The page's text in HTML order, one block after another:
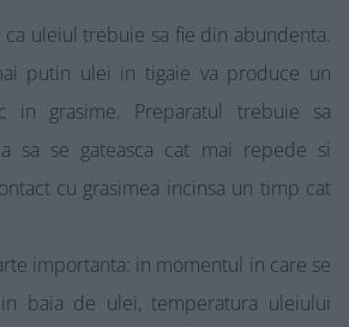
ca uleiul trebuie sa fie din abundenta.
putin ulei in tigaie va produce un
in grasime. Preparatul trebuie sa
sa se gateasca cat mai repede si
cu grasimea incinsa un timp cat
importanta: in momentul in care se
baia de ulei, temperatura uleiului